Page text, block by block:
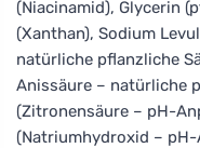
(Niacinamid), Glycerin
(Xanthan), Sodium
natürliche pflanzliche
Anissäure – natürliche
(Zitronensäure – pH-
(Natriumhydroxid – pH-